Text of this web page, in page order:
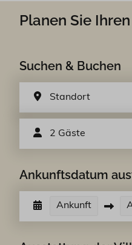
Planen Sie
Suchen & Buchen
Standort
2 Gäste
Ankunftsdatum
Ankunft